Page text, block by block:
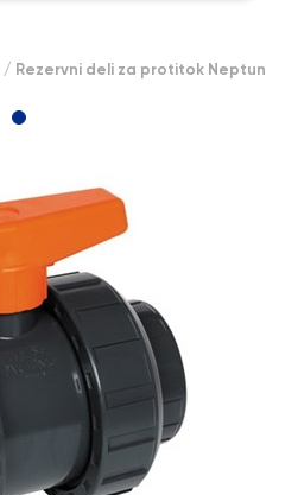
/ Rezervni deli za protitok Neptun